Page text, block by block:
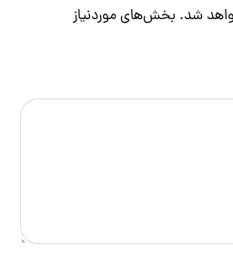
شد. بخش‌های موردنیاز